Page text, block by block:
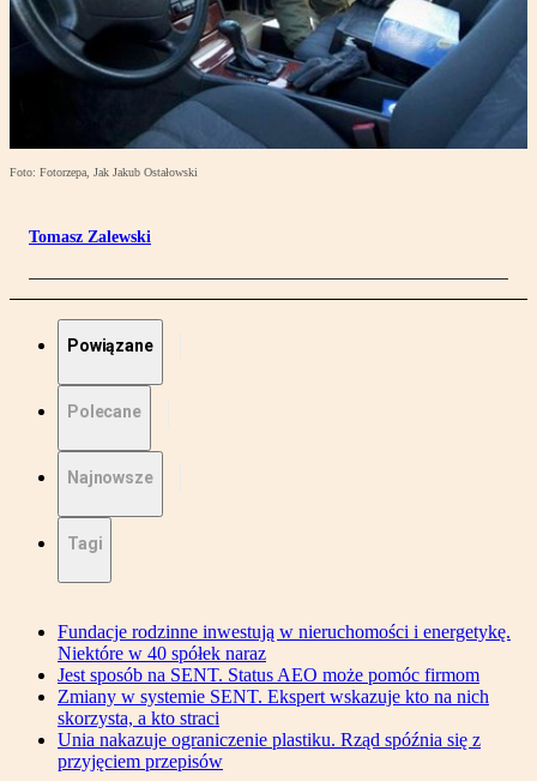
Foto: Fotorzepa, Jak Jakub Ostałowski
Tomasz Zalewski
Powiązane
Polecane
Najnowsze
Tagi
Fundacje rodzinne inwestują w nieruchomości i energetykę.
Niektóre w 40 spółek naraz
Jest sposób na SENT. Status AEO może pomóc firmom
Zmiany w systemie SENT. Ekspert wskazuje kto na nich
skorzysta, a kto straci
Unia nakazuje ograniczenie plastiku. Rząd spóźnia się z
przyjęciem przepisów